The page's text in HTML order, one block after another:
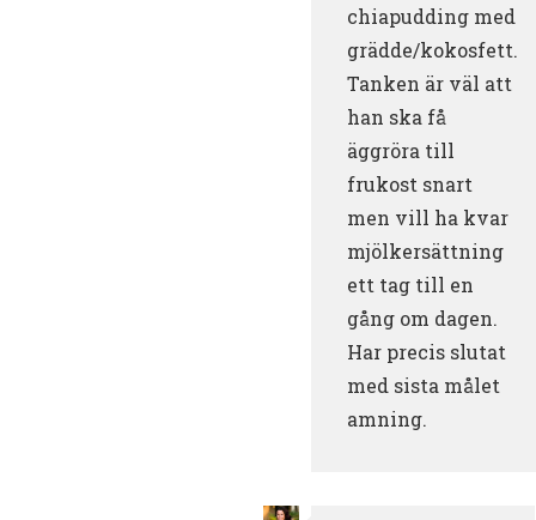
chiapudding med
grädde/kokosfett.
Tanken är väl att
han ska få
äggröra till
frukost snart
men vill ha kvar
mjölkersättning
ett tag till en
gång om dagen.
Har precis slutat
med sista målet
amning.